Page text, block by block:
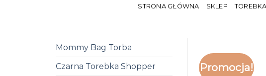
STRONA GŁÓWNA SKLEP
Mommy Bag Torba
Czarna Torebka Shopper
Promocja!